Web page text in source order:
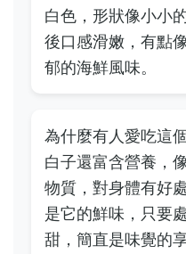
白色，形狀像小小
後口感滑嫩，有點
郁的海鮮風味。
為什麼有人愛吃這
白子還富含營養，
物質，對身體有好
是它的鮮味，只要
甜，簡直是味覺的